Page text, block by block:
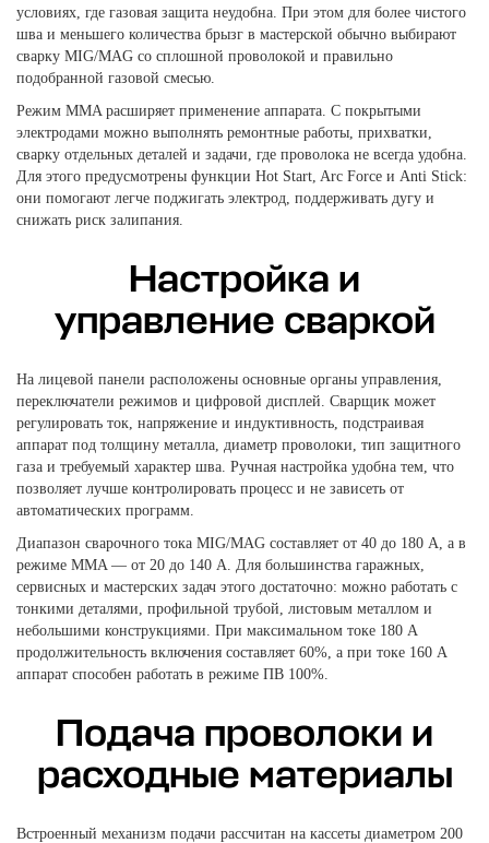
условиях, где газовая защита неудобна. При этом для более чистого
шва и меньшего количества брызг в мастерской обычно выбирают
сварку MIG/MAG со сплошной проволокой и правильно
подобранной газовой смесью.
Режим MMA расширяет применение аппарата. С покрытыми
электродами можно выполнять ремонтные работы, прихватки,
сварку отдельных деталей и задачи, где проволока не всегда удобна.
Для этого предусмотрены функции Hot Start, Arc Force и Anti Stick:
они помогают легче поджигать электрод, поддерживать дугу и
снижать риск залипания.
Настройка и
управление сваркой
На лицевой панели расположены основные органы управления,
переключатели режимов и цифровой дисплей. Сварщик может
регулировать ток, напряжение и индуктивность, подстраивая
аппарат под толщину металла, диаметр проволоки, тип защитного
газа и требуемый характер шва. Ручная настройка удобна тем, что
позволяет лучше контролировать процесс и не зависеть от
автоматических программ.
Диапазон сварочного тока MIG/MAG составляет от 40 до 180 А, а в
режиме MMA — от 20 до 140 А. Для большинства гаражных,
сервисных и мастерских задач этого достаточно: можно работать с
тонкими деталями, профильной трубой, листовым металлом и
небольшими конструкциями. При максимальном токе 180 А
продолжительность включения составляет 60%, а при токе 160 А
аппарат способен работать в режиме ПВ 100%.
Подача проволоки и
расходные материалы
Встроенный механизм подачи рассчитан на кассеты диаметром 200